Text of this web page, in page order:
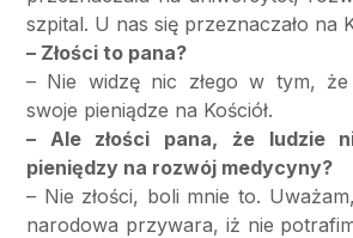
szpital. U nas się przeznaczało na
– Złości to pana?
– Nie widzę nic złego w tym,
swoje pieniądze na Kościół.
– Ale złości pana, że ludzie
pieniędzy na rozwój medycyny?
– Nie złości, boli mnie to.
narodowa przywara, iż nie